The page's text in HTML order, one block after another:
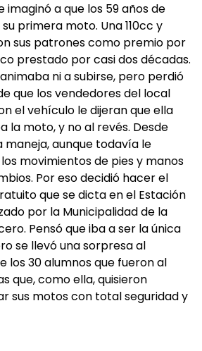
imaginó a que los 59 años de
primera moto. Una 110cc y
sus patrones como premio por
prestado por casi dos décadas.
ni a subirse, pero perdió
que los vendedores del local
el vehículo le dijeran que ella
la moto, y no al revés. Desde
maneja, aunque todavía le
movimientos de pies y manos
Por eso decidió hacer el
que se dicta en el Estación
por la Municipalidad de la
Pensó que iba a ser la única
se llevó una sorpresa al
los 30 alumnos que fueron al
que, como ella, quisieron
sus motos con total seguridad y